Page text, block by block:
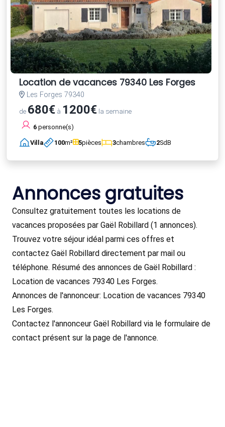
Location de vacances 79340 Les Forges
Les Forges 79340
de 680€ à 1200€ la semaine
6 personne(s)
Villa 100m² 5pièces 3chambres 2SdB
Annonces gratuites
Consultez gratuitement toutes les locations de
vacances proposées par Gaël Robillard (1 annonces).
Trouvez votre séjour idéal parmi ces offres et
contactez Gaël Robillard directement par mail ou
téléphone. Résumé des annonces de Gaël Robillard :
Location de vacances 79340 Les Forges.
Annonces de l'annonceur: Location de vacances 79340
Les Forges.
Contactez l'annonceur Gaël Robillard via le formulaire de
contact présent sur la page de l'annonce.